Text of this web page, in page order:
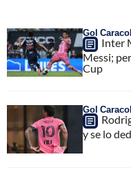
Gol Caracol
Inter
Messi;
Cup
Gol Caracol
y se lo